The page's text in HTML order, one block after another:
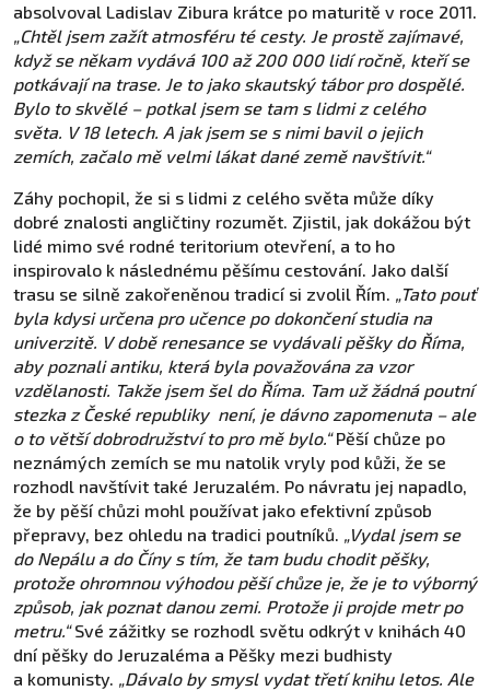
absolvoval Ladislav Zibura krátce po maturitě v roce 2011.
„Chtěl jsem zažít atmosféru té cesty. Je prostě zajímavé,
když se někam vydává 100 až 200 000 lidí ročně, kteří se
potkávají na trase. Je to jako skautský tábor pro dospělé.
Bylo to skvělé – potkal jsem se tam s lidmi z celého
světa. V 18 letech. A jak jsem se s nimi bavil o jejich
zemích, začalo mě velmi lákat dané země navštívit.“
Záhy pochopil, že si s lidmi z celého světa může díky
dobré znalosti angličtiny rozumět. Zjistil, jak dokážou být
lidé mimo své rodné teritorium otevření, a to ho
inspirovalo k následnému pěšímu cestování. Jako další
trasu se silně zakořeněnou tradicí si zvolil Řím. „Tato pouť
byla kdysi určena pro učence po dokončení studia na
univerzitě. V době renesance se vydávali pěšky do Říma,
aby poznali antiku, která byla považována za vzor
vzdělanosti. Takže jsem šel do Říma. Tam už žádná poutní
stezka z České republiky není, je dávno zapomenuta – ale
o to větší dobrodružství to pro mě bylo.“Pěší chůze po
neznámých zemích se mu natolik vryly pod kůži, že se
rozhodl navštívit také Jeruzalém. Po návratu jej napadlo,
že by pěší chůzi mohl používat jako efektivní způsob
přepravy, bez ohledu na tradici poutníků. „Vydal jsem se
do Nepálu a do Číny s tím, že tam budu chodit pěšky,
protože ohromnou výhodou pěší chůze je, že je to výborný
způsob, jak poznat danou zemi. Protože ji projde metr po
metru.“Své zážitky se rozhodl světu odkrýt v knihách 40
dní pěšky do Jeruzaléma a Pěšky mezi budhisty
a komunisty. „Dávalo by smysl vydat třetí knihu letos. Ale